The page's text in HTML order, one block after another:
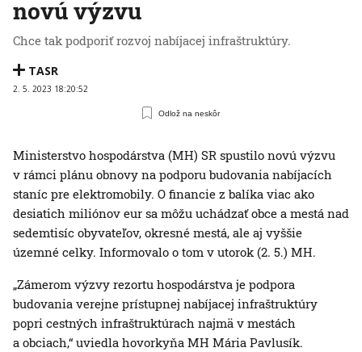
novú výzvu
Chce tak podporiť rozvoj nabíjacej infraštruktúry.
TASR
2. 5. 2023 18:20:52
Odlož na neskôr
Ministerstvo hospodárstva (MH) SR spustilo novú výzvu
v rámci plánu obnovy na podporu budovania nabíjacích
staníc pre elektromobily. O financie z balíka viac ako
desiatich miliónov eur sa môžu uchádzať obce a mestá nad
sedemtisíc obyvateľov, okresné mestá, ale aj vyššie
územné celky. Informovalo o tom v utorok (2. 5.) MH.
„Zámerom výzvy rezortu hospodárstva je podpora
budovania verejne prístupnej nabíjacej infraštruktúry
popri cestných infraštruktúrach najmä v mestách
a obciach,“ uviedla hovorkyňa MH Mária Pavlusík.